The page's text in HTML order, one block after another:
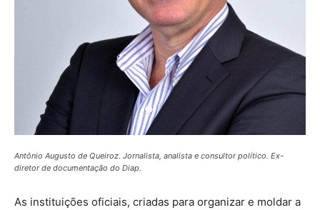
Antônio Augusto de Queiroz. Jornalista, analista e consultor político. Ex-
diretor de documentação do Diap.
As instituições oficiais, criadas para organizar e moldar a